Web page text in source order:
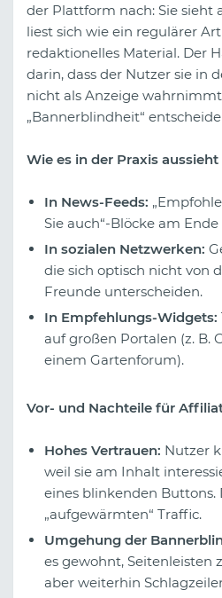
der Plattform nach: Sie sieht
liest sich wie ein regulärer
redaktionelles Material. Der
darin, dass der Nutzer sie in
nicht als Anzeige
„Bannerblindheit“
Wie es in der Praxis aussieht
In News-Feeds:
Sie auch“-Blöcke am
In sozialen Netzwerken:
die sich optisch nicht von
Freunde unterscheiden.
In Empfehlungs-Widgets:
auf großen Portalen (z. B.
einem Gartenforum).
Vor- und Nachteile für
Hohes Vertrauen: Nutzer
weil sie am Inhalt
eines blinkenden Buttons.
„aufgewärmten“ Traffic.
Umgehung der
es gewohnt, Seitenleisten
aber weiterhin